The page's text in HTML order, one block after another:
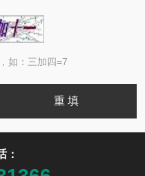
如：三加四=7
：